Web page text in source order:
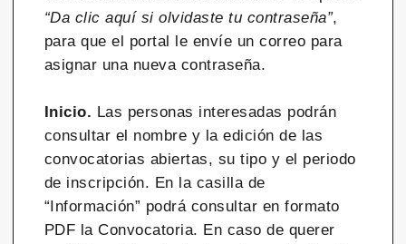
“Da clic aquí si olvidaste tu contraseña”,
para que el portal le envíe un correo para
asignar una nueva contraseña.
Inicio. Las personas interesadas podrán
consultar el nombre y la edición de las
convocatorias abiertas, su tipo y el periodo
de inscripción. En la casilla de
“Información” podrá consultar en formato
PDF la Convocatoria. En caso de querer